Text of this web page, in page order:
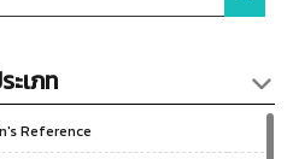
ะเภท
Reference